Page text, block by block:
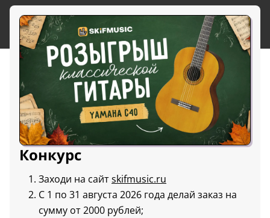
Конкурс
Заходи на сайтskifmusic.ru
С 1 по 31 августа 2026 года делай заказ на
сумму от 2000 рублей;